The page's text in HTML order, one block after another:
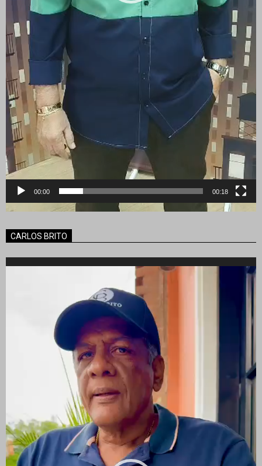
00:00 00:18
CARLOS BRITO
Reproductor